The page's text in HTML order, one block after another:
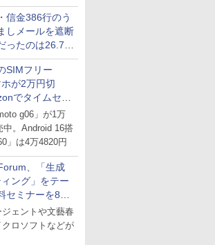
信金386行のう
しメールを遮断
ったのは26.7％
GMOブランド
調査
SIMフリー
が2万円切
でタイムセー
g06」が1万
中。Android 16搭
」は4万4820円
、「生成
ング」をテー
セミナーを8月
イン開催
ェントや文藝春
ロソフトなどが